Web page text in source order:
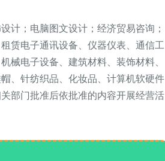
计；电脑图文设计；经济贸易咨询；
赁电子通讯设备、仪器仪表、通信工
械电子设备、建筑材料、装饰材料、
、针纺织品、化妆品、计算机软硬件
部门批准后依批准的内容开展经营活